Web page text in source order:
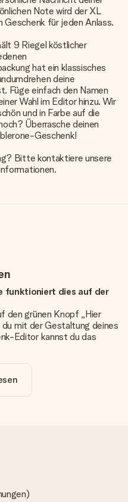
Note wird der XL
Geschenk für jeden Anlass.
9 Riegel köstlicher
hat ein klassisches
deine
Füge einfach den Namen
Wahl im Editor hinzu. Wir
und in Farbe auf die
Überrasche deinen
Geschenk!
Bitte kontaktiere unsere
funktioniert dies auf der
den grünen Knopf „Hier
mit der Gestaltung deines
Editor kannst du das
um deinem
zu verleihen.
mit deinem Geschenk
es wichtig, qualitativ
Wenn du dir nicht sicher
aufweist, wende
)